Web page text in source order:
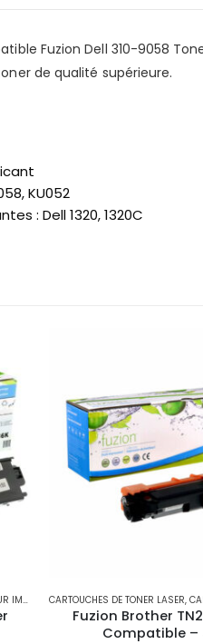
Fuzion Dell 310-9058
de qualité supérieure.
KU052
: Dell 1320, 1320C
,IMPRIMANTES
CARTOUCHES DE TONER LASER,
Fuzion Brother
Compatible –